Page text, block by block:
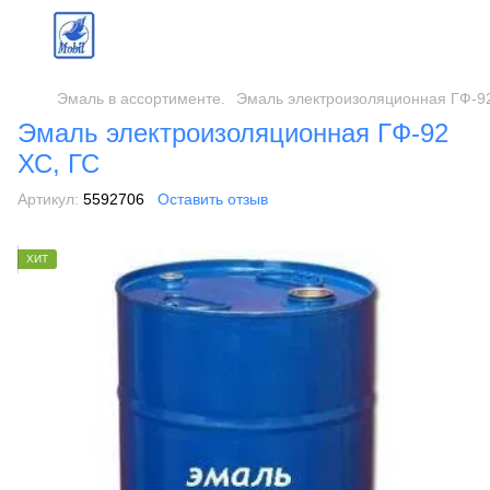
Эмаль в ассортименте. Эмаль электроизоляционная ГФ-
Эмаль электроизоляционная ГФ-92
ХС, ГС
Артикул: 5592706 Оставить отзыв
ХИТ